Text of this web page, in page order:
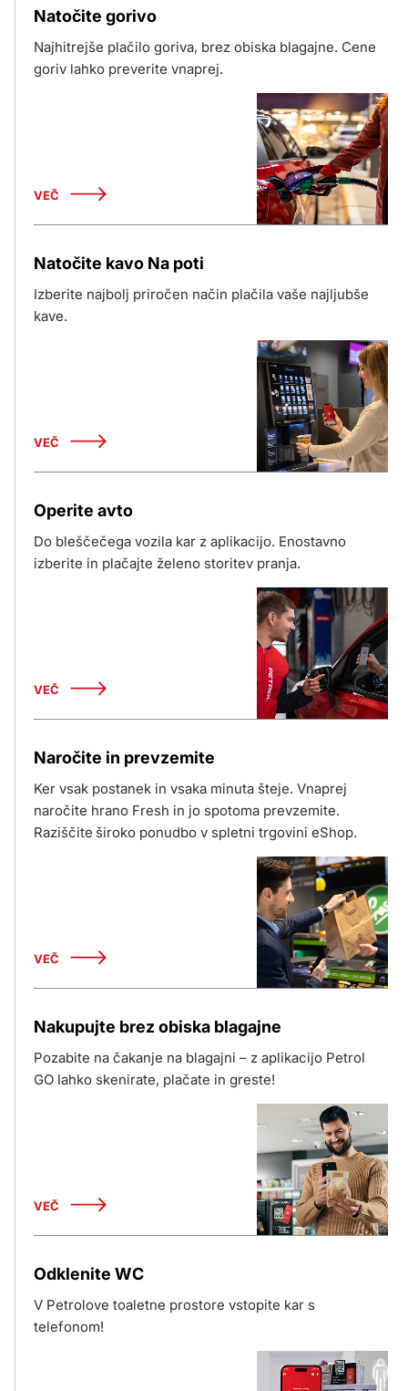
Natočite gorivo
Najhitrejše plačilo goriva, brez obiska blagajne. Cene
goriv lahko preverite vnaprej.
VEČ
Natočite kavo Na poti
Izberite najbolj priročen način plačila vaše najljubše
kave.
VEČ
Operite avto
Do bleščečega vozila kar z aplikacijo. Enostavno
izberite in plačajte želeno storitev pranja.
VEČ
Naročite in prevzemite
Ker vsak postanek in vsaka minuta šteje. Vnaprej
naročite hrano Fresh in jo spotoma prevzemite.
Raziščite široko ponudbo v spletni trgovini eShop.
VEČ
Nakupujte brez obiska blagajne
Pozabite na čakanje na blagajni – z aplikacijo Petrol
GO lahko skenirate, plačate in greste!
VEČ
Odklenite WC
V Petrolove toaletne prostore vstopite kar s
telefonom!